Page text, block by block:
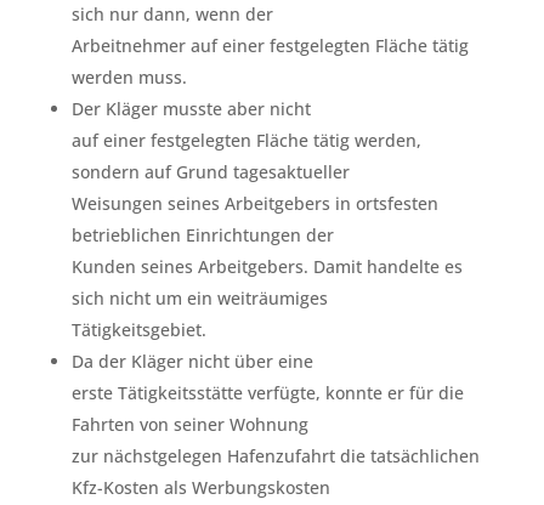
sich nur dann, wenn der
Arbeitnehmer auf einer festgelegten Fläche tätig
werden muss.
Der Kläger musste aber nicht
auf einer festgelegten Fläche tätig werden,
sondern auf Grund tagesaktueller
Weisungen seines Arbeitgebers in ortsfesten
betrieblichen Einrichtungen der
Kunden seines Arbeitgebers. Damit handelte es
sich nicht um ein weiträumiges
Tätigkeitsgebiet.
Da der Kläger nicht über eine
erste Tätigkeitsstätte verfügte, konnte er für die
Fahrten von seiner Wohnung
zur nächstgelegen Hafenzufahrt die tatsächlichen
Kfz-Kosten als Werbungskosten